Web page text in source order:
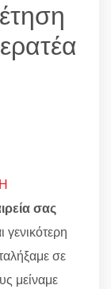
σας
σε
μείναμε